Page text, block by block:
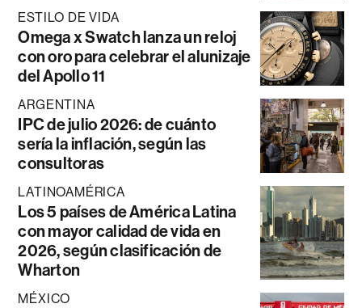
ESTILO DE VIDA
Omega x Swatch lanza un reloj
con oro para celebrar el alunizaje
del Apollo 11
ARGENTINA
IPC de julio 2026: de cuánto
sería la inflación, según las
consultoras
LATINOAMÉRICA
Los 5 países de América Latina
con mayor calidad de vida en
2026, según clasificación de
Wharton
MÉXICO